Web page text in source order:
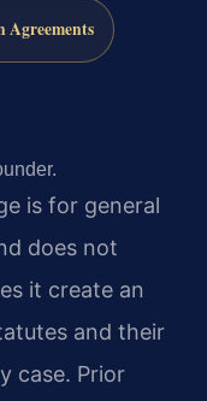
Agreements
is for general
does not
it create an
and their
case. Prior